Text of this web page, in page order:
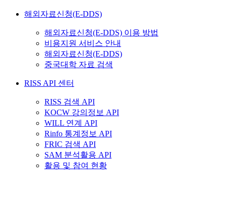
해외자료신청(E-DDS)
해외자료신청(E-DDS) 이용 방법
비용지원 서비스 안내
해외자료신청(E-DDS)
중국대학 자료 검색
RISS API 센터
RISS 검색 API
KOCW 강의정보 API
WILL 연계 API
Rinfo 통계정보 API
FRIC 검색 API
SAM 분석활용 API
활용 및 참여 현황